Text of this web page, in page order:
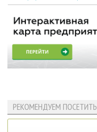
РЕКОМЕНДУЕМ ПОСЕТИТЬ